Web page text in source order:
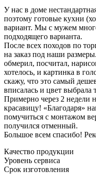
У нас в доме
поэтому готовые кухни
вариант. Мы с мужем
подходящего варианта.
После всех походов по
на заказ под наши
обмерил, посчитал,
хотелось, и картинка в
скажу, что это самый
вписалась и цвет выбрала
Примерно через 2 недели
красавицу! «Благодаря»
помучиться с монтажом
получился отменный.
Большое всем спасибо!
Качество продукции
Уровень сервиса
Срок изготовления